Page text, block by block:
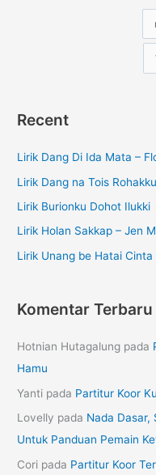
Recent
Lirik Dang Di Ida Mata –
Lirik Dang na Tois
Lirik Burionku Dohot Ilukki
Lirik Holan Sakkap – Jen
Lirik Unang be Hatai
Komentar Terbaru
Hotnian Hutagalung pada
Hamu
Yanti pada Partitur Koor
Lovelly pada Nada Dasar,
Untuk Panduan Pemain
Cori pada Partitur Koor